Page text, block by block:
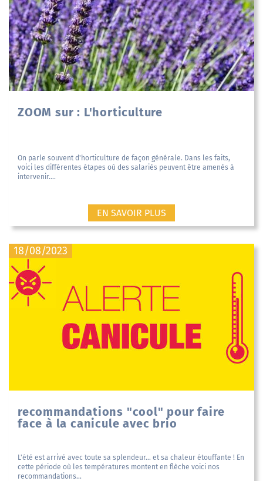
ZOOM sur : L'horticulture
On parle souvent d'horticulture de façon générale. Dans les faits,
voici les différentes étapes où des salariés peuvent être amenés à
intervenir....
EN SAVOIR PLUS
18/08/2023
recommandations "cool" pour faire
face à la canicule avec brio
L'été est arrivé avec toute sa splendeur... et sa chaleur étouffante ! En
cette période où les températures montent en flèche voici nos
recommandations...